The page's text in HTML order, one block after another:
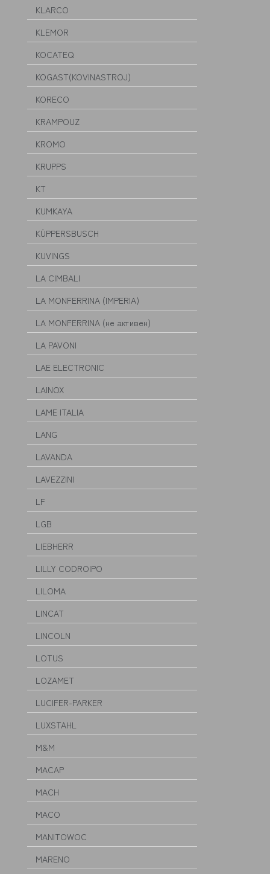
KLARCO
KLEMOR
KOCATEQ
KOGAST(KOVINASTROJ)
KORECO
KRAMPOUZ
KROMO
KRUPPS
KT
KUMKAYA
KÜPPERSBUSCH
KUVINGS
LA CIMBALI
LA MONFERRINA (IMPERIA)
LA MONFERRINA (не активен)
LA PAVONI
LAE ELECTRONIC
LAINOX
LAME ITALIA
LANG
LAVANDA
LAVEZZINI
LF
LGB
LIEBHERR
LILLY CODROIPO
LILOMA
LINCAT
LINCOLN
LOTUS
LOZAMET
LUCIFER-PARKER
LUXSTAHL
M&M
MACAP
MACH
MACO
MANITOWOC
MARENO